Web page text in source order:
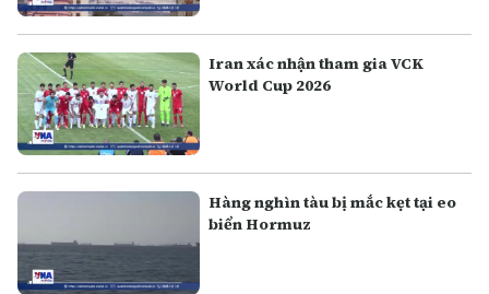
Iran xác nhận tham gia VCK
World Cup 2026
Hàng nghìn tàu bị mắc kẹt tại eo
biển Hormuz